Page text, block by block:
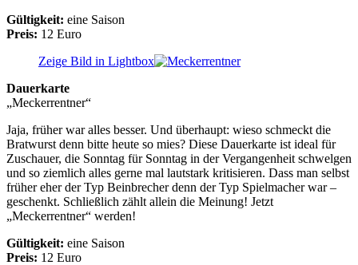
Gültigkeit: eine Saison
Preis: 12 Euro
Zeige Bild in Lightbox
Dauerkarte
„Meckerrentner“
Jaja, früher war alles besser. Und überhaupt: wieso schmeckt die
Bratwurst denn bitte heute so mies? Diese Dauerkarte ist ideal für
Zuschauer, die Sonntag für Sonntag in der Vergangenheit schwelgen
und so ziemlich alles gerne mal lautstark kritisieren. Dass man selbst
früher eher der Typ Beinbrecher denn der Typ Spielmacher war –
geschenkt. Schließlich zählt allein die Meinung! Jetzt
„Meckerrentner“ werden!
Gültigkeit: eine Saison
Preis: 12 Euro